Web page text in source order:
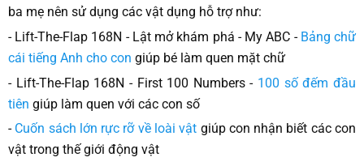
ba mẹ nên sử dụng các vật dụng hỗ trợ như:
- Lift-The-Flap 168N - Lật mở khám phá - My ABC - Bảng chữ
cái tiếng Anh cho con giúp bé làm quen mặt chữ
- Lift-The-Flap 168N - First 100 Numbers - 100 số đếm đầu
tiên giúp làm quen với các con số
- Cuốn sách lớn rực rỡ về loài vật giúp con nhận biết các con
vật trong thế giới động vật